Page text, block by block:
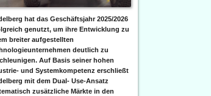
hat das Geschäftsjahr 2025/2026
genutzt, um ihre Entwicklung zu
breiter aufgestellten
deutlich zu
Auf Basis seiner hohen
und Systemkompetenz erschließt
mit dem Dual- Use-Ansatz
zusätzliche Märkte in den